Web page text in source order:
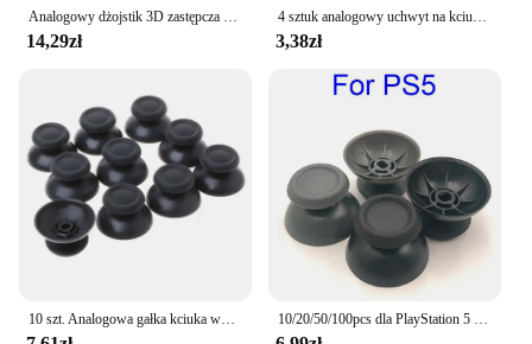
Analogowy dżojstik 3D zastępcza danych żaba do PS5/PS4/Switch Pro/kontroler do Xbox One akcesoria do naprawy kciuka 2023
14,29zł
4 sztuk analogowy uchwyt na kciuki czapki kompatybilny z Nintendo przełącznik OLED/przełącznik Lite/przełącznik Joystick osłona ochronna
3,38zł
10 szt. Analogowa gałka kciuka wymień na kontroler playstation 4 PS4 Pro 10/20/50/100pcs dla PlayStation 5 PS5 DualSense kontroler Thumbstick 3D analogowy kciuk drążek Joystick Caps Grip akcesoria do gier